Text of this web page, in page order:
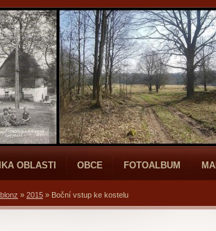
OBLASTI OBCE FOTOALBUM
» 2015 » Boční vstup ke kostelu